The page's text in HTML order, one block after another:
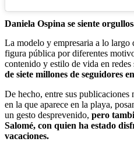
Daniela Ospina se siente
La modelo y empresaria a lo largo
figura pública por diferentes
contenido y estilo de vida en redes
de siete millones de seguidores
De hecho, entre sus publicaciones
en la que aparece en la playa,
un gesto desprevenido, pero
Salomé, con quien ha estado
vacaciones.